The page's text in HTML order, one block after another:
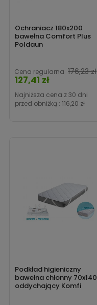
Ochraniacz 180x200
bawełna Comfort Plus
Poldaun
Cena regularna 176,23 zł
127,41 zł
Najniższa cena z 30 dni
przed obniżką : 116,20 zł
Podkład higieniczny
bawełna chłonny 70x140
oddychający Komfi